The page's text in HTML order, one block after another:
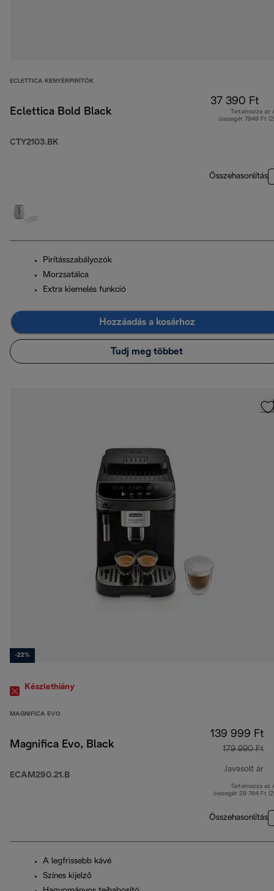
ECLETTICA KENYÉRPIRÍTÓK
Eclettica Bold Black
CTY2103.BK
37 390 Ft
Tartalmazza az
összegét 7949 Ft
Összehasonlítás
Pirításszabályozók
Morzsatálca
Extra kiemelés funkció
Hozzáadás a kosárhoz
Tudj meg többet
-22%
Készlethiány
MAGNIFICA EVO
Magnifica Evo, Black
ECAM290.21.B
139 999 Ft
179 990 Ft
Javasolt ár
Tartalmazza az
összegét 29 764 Ft
Összehasonlítás
A legfrissebb kávé
Színes kijelző